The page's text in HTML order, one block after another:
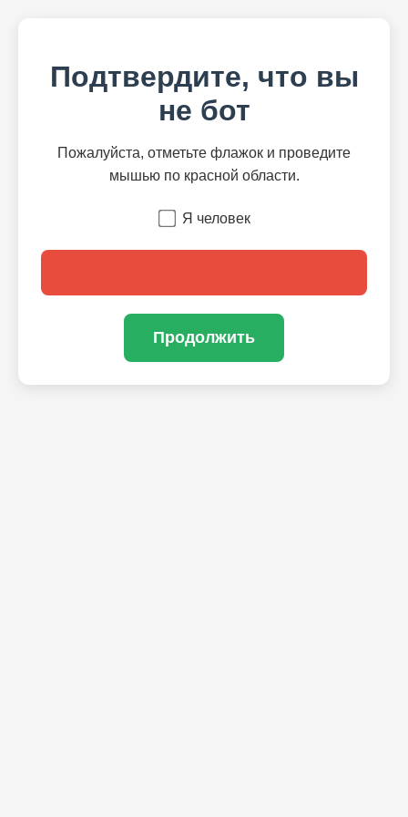
Подтвердите, что вы
не бот
Пожалуйста, отметьте флажок и проведите
мышью по красной области.
Я человек
Продолжить